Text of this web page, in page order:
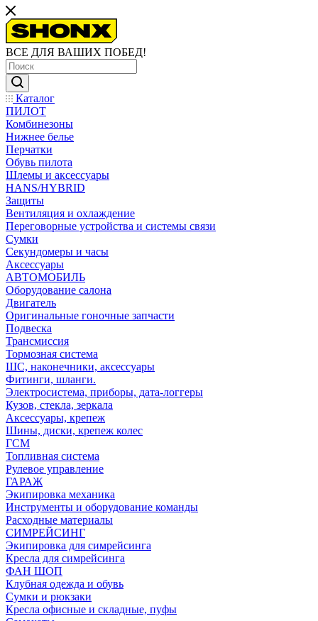
ВСЕ ДЛЯ ВАШИХ ПОБЕД!
Каталог
ПИЛОТ
Комбинезоны
Нижнее белье
Перчатки
Обувь пилота
Шлемы и аксессуары
HANS/HYBRID
Защиты
Вентиляция и охлаждение
Переговорные устройства и системы связи
Сумки
Секундомеры и часы
Аксессуары
АВТОМОБИЛЬ
Оборудование салона
Двигатель
Оригинальные гоночные запчасти
Подвеска
Трансмиссия
Тормозная система
ШС, наконечники, аксессуары
Фитинги, шланги.
Электросистема, приборы, дата-логгеры
Кузов, стекла, зеркала
Аксессуары, крепеж
Шины, диски, крепеж колес
ГСМ
Топливная система
Рулевое управление
ГАРАЖ
Экипировка механика
Инструменты и оборудование команды
Расходные материалы
СИМРЕЙСИНГ
Экипировка для симрейсинга
Кресла для симрейсинга
ФАН ШОП
Клубная одежда и обувь
Сумки и рюкзаки
Кресла офисные и складные, пуфы